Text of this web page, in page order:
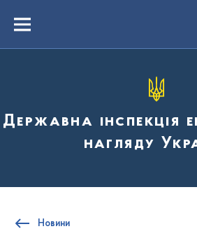
вмістуMenu
Державна інспекція
нагляду
Новини